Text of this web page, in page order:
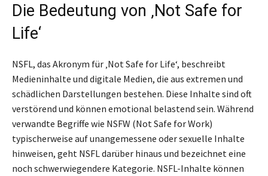
Die Bedeutung von ‚Not Safe for
Life‘
NSFL, das Akronym für ‚Not Safe for Life‘, beschreibt
Medieninhalte und digitale Medien, die aus extremen und
schädlichen Darstellungen bestehen. Diese Inhalte sind oft
verstörend und können emotional belastend sein. Während
verwandte Begriffe wie NSFW (Not Safe for Work)
typischerweise auf unangemessene oder sexuelle Inhalte
hinweisen, geht NSFL darüber hinaus und bezeichnet eine
noch schwerwiegendere Kategorie. NSFL-Inhalte können